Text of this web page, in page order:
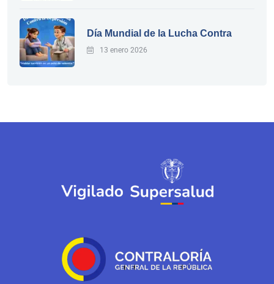
Día Mundial de la Lucha Contra
13 enero 2026